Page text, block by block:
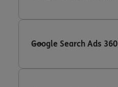
Google Search Ads 360